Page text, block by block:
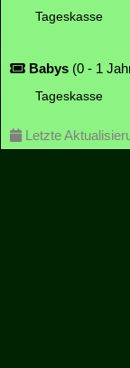
Tageskasse
Babys (0 - 1
Tageskasse
Letzte